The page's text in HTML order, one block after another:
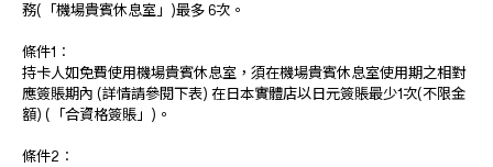
務(「機場貴賓休息室」)最多 6次。
條件1︰
持卡人如免費使用機場貴賓休息室，須在機場貴賓休息室使用期之相對
應簽賬期內 (詳情請參閱下表) 在日本實體店以日元簽賬最少1次(不限金
額) (「合資格簽賬」)。
條件2︰